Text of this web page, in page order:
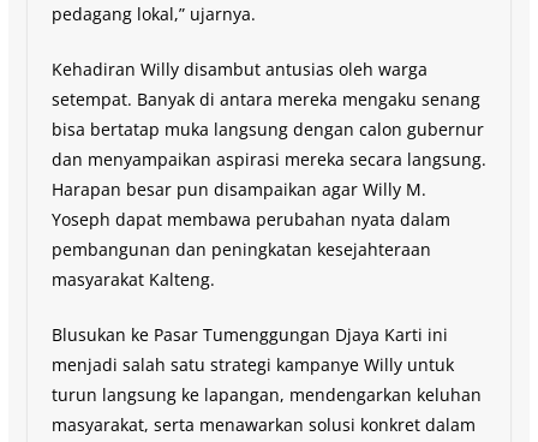
pedagang lokal,” ujarnya.
Kehadiran Willy disambut antusias oleh warga
setempat. Banyak di antara mereka mengaku senang
bisa bertatap muka langsung dengan calon gubernur
dan menyampaikan aspirasi mereka secara langsung.
Harapan besar pun disampaikan agar Willy M.
Yoseph dapat membawa perubahan nyata dalam
pembangunan dan peningkatan kesejahteraan
masyarakat Kalteng.
Blusukan ke Pasar Tumenggungan Djaya Karti ini
menjadi salah satu strategi kampanye Willy untuk
turun langsung ke lapangan, mendengarkan keluhan
masyarakat, serta menawarkan solusi konkret dalam